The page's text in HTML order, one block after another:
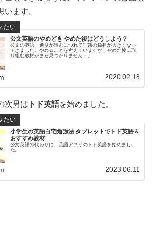
います。
公文英語のやめどき やめた後はどうしよう？
公文の英語、進度が進むにつれて宿題の負担が大きくなっ
てきました。やめることを考えていますが、やめた後に取
り組む教材がまだ見つかりません…。
2020.02.18
次男は トド英語を始めました。
小学生の英語自宅勉強法 タブレットでトド英語＆
おすすめ教材
公文英語の代わりに、英語アプリのトド英語を始めまし
た。
2023.06.11